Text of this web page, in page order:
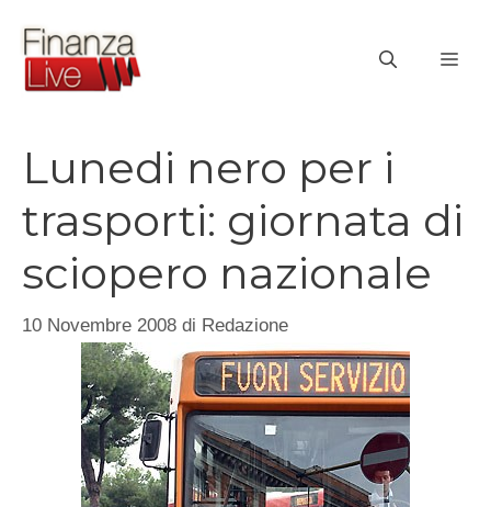
contenuto
Lunedi nero per i
trasporti: giornata di
sciopero nazionale
10 Novembre 2008 di Redazione